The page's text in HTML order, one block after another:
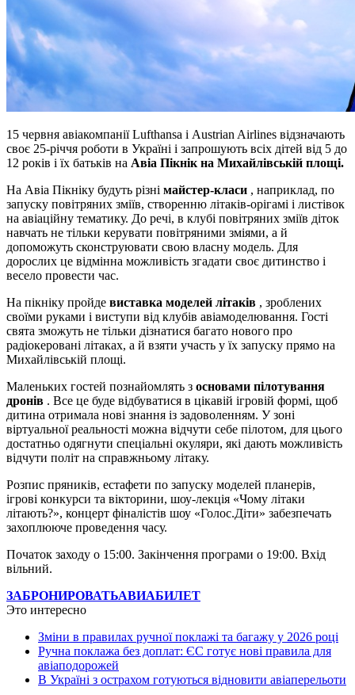
15 червня авіакомпанії Lufthansa і Austrian Airlines відзначають
своє 25-річчя роботи в Україні і запрошують всіх дітей від 5 до
12 років і їх батьків на Авіа Пікнік на Михайлівській площі.
На Авіа Пікніку будуть різні майстер-класи , наприклад, по
запуску повітряних зміїв, створенню літаків-орігамі і листівок
на авіаційну тематику. До речі, в клубі повітряних зміїв діток
навчать не тільки керувати повітряними зміями, а й
допоможуть сконструювати свою власну модель. Для
дорослих це відмінна можливість згадати своє дитинство і
весело провести час.
На пікніку пройде виставка моделей літаків , зроблених
своїми руками і виступи від клубів авіамоделювання. Гості
свята зможуть не тільки дізнатися багато нового про
радіокеровані літаках, а й взяти участь у їх запуску прямо на
Михайлівській площі.
Маленьких гостей познайомлять з основами пілотування
дронів . Все це буде відбуватися в цікавій ігровій формі, щоб
дитина отримала нові знання із задоволенням. У зоні
віртуальної реальності можна відчути себе пілотом, для цього
достатньо одягнути спеціальні окуляри, які дають можливість
відчути політ на справжньому літаку.
Розпис пряників, естафети по запуску моделей планерів,
ігрові конкурси та вікторини, шоу-лекція «Чому літаки
літають?», концерт фіналістів шоу «Голос.Дiти» забезпечать
захоплююче проведення часу.
Початок заходу о 15:00. Закінчення програми о 19:00. Вхід
вільний.
ЗАБРОНИРОВАТЬАВИАБИЛЕТ
Это интересно
Зміни в правилах ручної поклажі та багажу у 2026 році
Ручна поклажа без доплат: ЄС готує нові правила для
авіаподорожей
В Україні з острахом готуються відновити авіаперельоти